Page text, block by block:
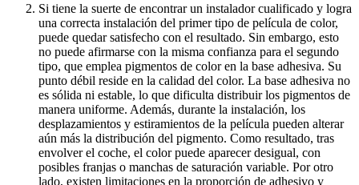
Si tiene la suerte de encontrar un instalador cualificado y logra
una correcta instalación del primer tipo de película de color,
puede quedar satisfecho con el resultado. Sin embargo, esto
no puede afirmarse con la misma confianza para el segundo
tipo, que emplea pigmentos de color en la base adhesiva. Su
punto débil reside en la calidad del color. La base adhesiva no
es sólida ni estable, lo que dificulta distribuir los pigmentos de
manera uniforme. Además, durante la instalación, los
desplazamientos y estiramientos de la película pueden alterar
aún más la distribución del pigmento. Como resultado, tras
envolver el coche, el color puede aparecer desigual, con
posibles franjas o manchas de saturación variable. Por otro
lado, existen limitaciones en la proporción de adhesivo y